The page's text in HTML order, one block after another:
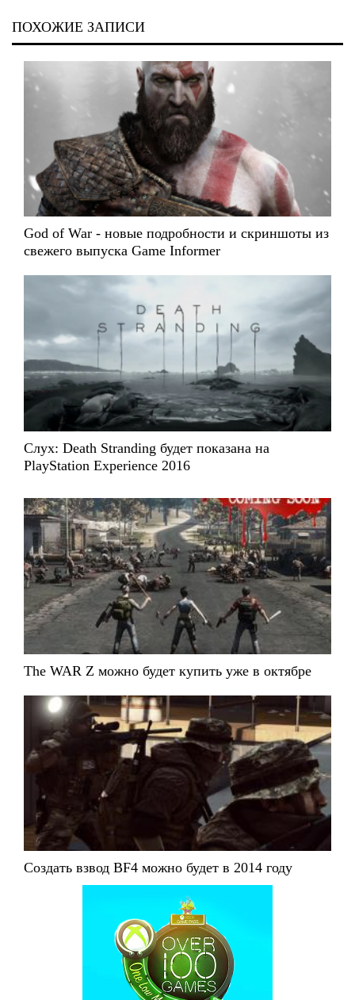
ПОХОЖИЕ ЗАПИСИ
God of War - новые подробности и скриншоты из
свежего выпуска Game Informer
Слух: Death Stranding будет показана на
PlayStation Experience 2016
The WAR Z можно будет купить уже в октябре
Создать взвод BF4 можно будет в 2014 году